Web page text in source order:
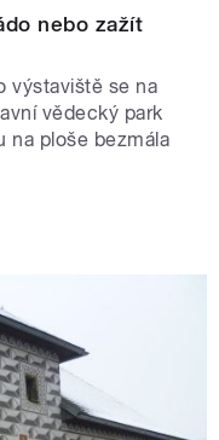
nebo zažít
výstaviště se na
vědecký park
na ploše bezmála